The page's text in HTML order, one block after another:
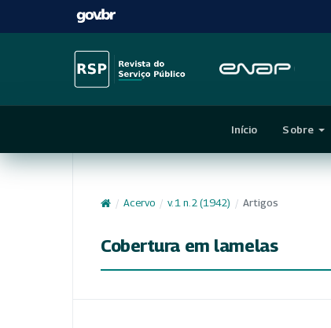
Início Sobre
/ Acervo / v. 1 n. 2 (1942) / Artigos
Cobertura em lamelas